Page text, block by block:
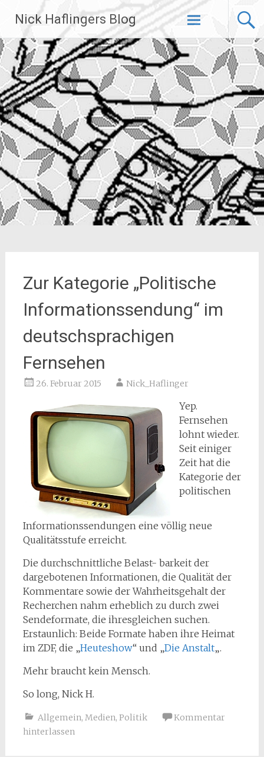
Inhalt
springen
Nick Haflingers Blog
Zur Kategorie „Politische
Informationssendung“ im
deutschsprachigen
Fernsehen
26. Februar 2015 Nick_Haflinger
Yep.
Fernsehen
lohnt wieder.
Seit einiger
Zeit hat die
Kategorie der
politischen
Informationssendungen eine völlig neue
Qualitätsstufe erreicht.
Die durchschnittliche Belast- barkeit der
dargebotenen Informationen, die Qualität der
Kommentare sowie der Wahrheitsgehalt der
Recherchen nahm erheblich zu durch zwei
Sendeformate, die ihresgleichen suchen.
Erstaunlich: Beide Formate haben ihre Heimat
im ZDF, die „Heuteshow“ und „Die Anstalt„.
Mehr braucht kein Mensch.
So long, Nick H.
Allgemein, Medien, Politik
Kommentar
hinterlassen